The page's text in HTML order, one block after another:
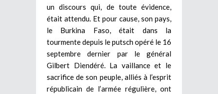
un discours qui, de toute évidence,
était attendu. Et pour cause, son pays,
le Burkina Faso, était dans la
tourmente depuis le putsch opéré le 16
septembre dernier par le général
Gilbert Diendéré. La vaillance et le
sacrifice de son peuple, alliés à l’esprit
républicain de l’armée régulière, ont